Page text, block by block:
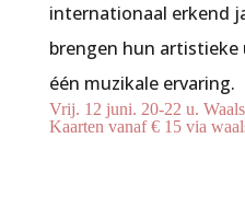
internationaal erkend
brengen hun artistieke
één muzikale ervaring.
Vrij. 12 juni. 20-22 u.
Kaarten vanaf € 15 via